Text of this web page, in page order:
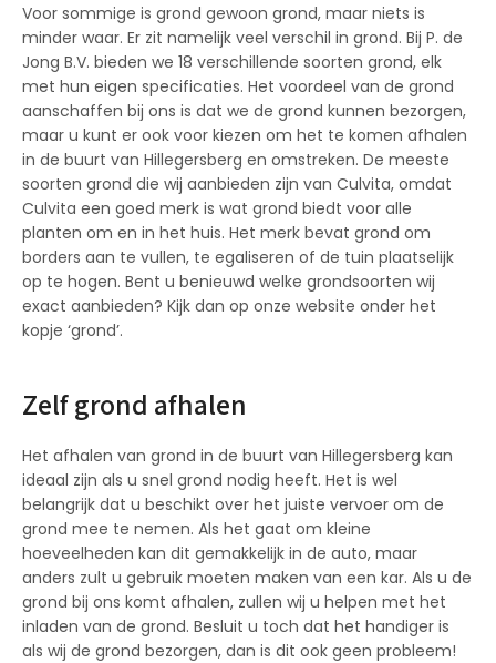
Voor sommige is grond gewoon grond, maar niets is
minder waar. Er zit namelijk veel verschil in grond. Bij P. de
Jong B.V. bieden we 18 verschillende soorten grond, elk
met hun eigen specificaties. Het voordeel van de grond
aanschaffen bij ons is dat we de grond kunnen bezorgen,
maar u kunt er ook voor kiezen om het te komen afhalen
in de buurt van Hillegersberg en omstreken. De meeste
soorten grond die wij aanbieden zijn van Culvita, omdat
Culvita een goed merk is wat grond biedt voor alle
planten om en in het huis. Het merk bevat grond om
borders aan te vullen, te egaliseren of de tuin plaatselijk
op te hogen. Bent u benieuwd welke grondsoorten wij
exact aanbieden? Kijk dan op onze website onder het
kopje ‘grond’.
Zelf grond afhalen
Het afhalen van grond in de buurt van Hillegersberg kan
ideaal zijn als u snel grond nodig heeft. Het is wel
belangrijk dat u beschikt over het juiste vervoer om de
grond mee te nemen. Als het gaat om kleine
hoeveelheden kan dit gemakkelijk in de auto, maar
anders zult u gebruik moeten maken van een kar. Als u de
grond bij ons komt afhalen, zullen wij u helpen met het
inladen van de grond. Besluit u toch dat het handiger is
als wij de grond bezorgen, dan is dit ook geen probleem!